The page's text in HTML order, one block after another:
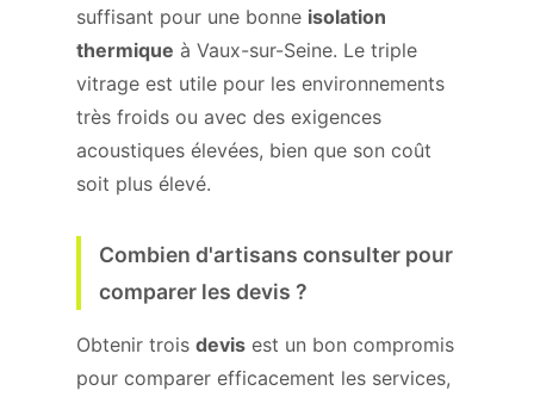
suffisant pour une bonne isolation
thermique à Vaux-sur-Seine. Le triple
vitrage est utile pour les environnements
très froids ou avec des exigences
acoustiques élevées, bien que son coût
soit plus élevé.
Combien d'artisans consulter pour
comparer les devis ?
Obtenir trois devis est un bon compromis
pour comparer efficacement les services,